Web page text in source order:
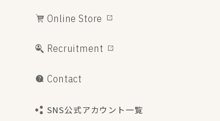
Online Store
Recruitment
Contact
SNS公式アカウント一覧